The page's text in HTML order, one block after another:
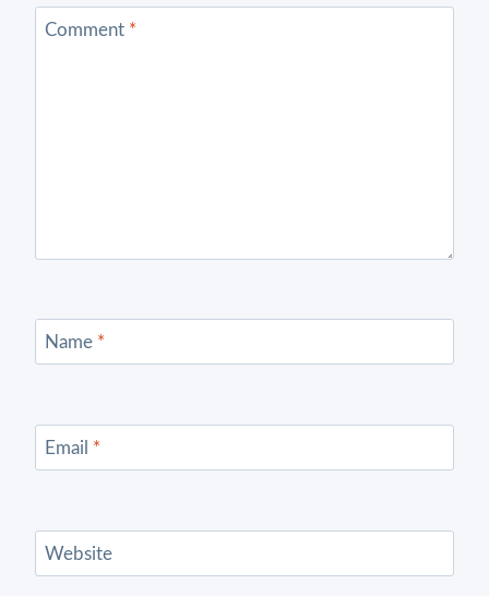
Comment *
Name *
Email *
Website